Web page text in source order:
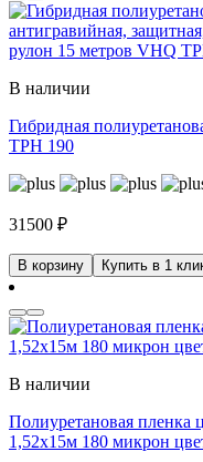
В наличии
Гибридная
TPH 190
31500 ₽
В корзину Купить в 1
В наличии
Полиуретановая пленка
1,52х15м 180 микрон